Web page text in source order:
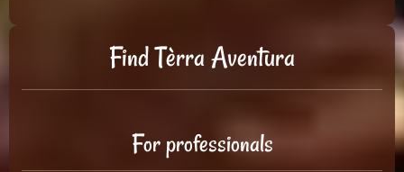
Find Tèrra Aventura
For professionals